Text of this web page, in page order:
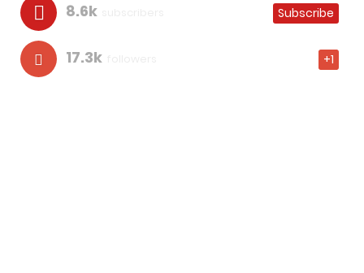
8.6k Subscribe
17.3k +1